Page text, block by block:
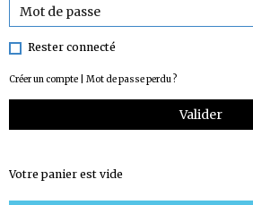
Rester connecté
Créer un compte Mot de passe perdu ?
Valider
Votre panier est vide